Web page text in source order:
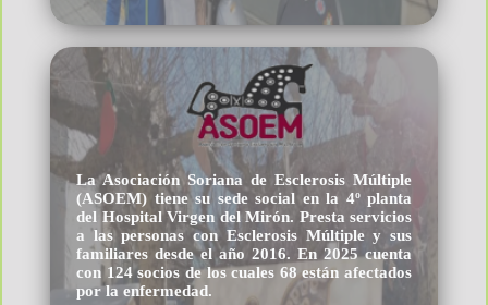
La Asociación Soriana de Esclerosis Múltiple
(ASOEM) tiene su sede social en la 4º planta
del Hospital Virgen del Mirón. Presta servicios
a las personas con Esclerosis Múltiple y sus
familiares desde el año 2016. En 2025 cuenta
con 124 socios de los cuales 68 están afectados
por la enfermedad.